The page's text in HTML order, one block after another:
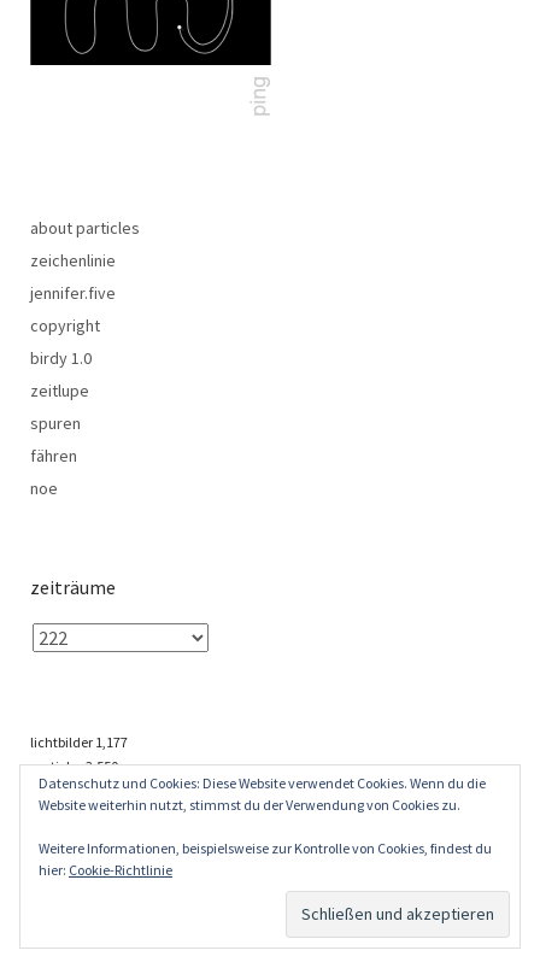
about particles
zeichenlinie
jennifer.five
copyright
birdy 1.0
zeitlupe
spuren
fähren
noe
zeiträume
lichtbilder 1,177
particles3,550
wörter 809,978
tags6,153
Datenschutz und Cookies: Diese Website verwendet Cookies. Wenn du die
Website weiterhin nutzt, stimmst du der Verwendung von Cookies zu.
Weitere Informationen, beispielsweise zur Kontrolle von Cookies, findest du
hier: Cookie-Richtlinie